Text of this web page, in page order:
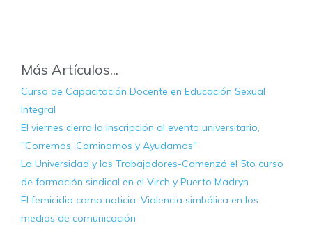
Más Artículos...
Curso de Capacitación Docente en Educación Sexual
Integral
El viernes cierra la inscripción al evento universitario,
"Corremos, Caminamos y Ayudamos"
La Universidad y los Trabajadores-Comenzó el 5to curso
de formación sindical en el Virch y Puerto Madryn
El femicidio como noticia. Violencia simbólica en los
medios de comunicación